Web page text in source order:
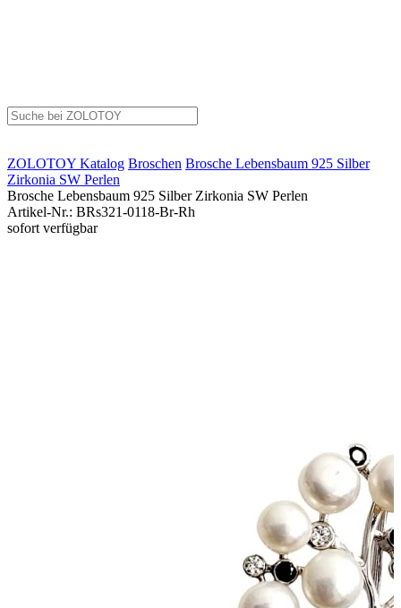
ZOLOTOY Katalog Broschen Brosche Lebensbaum 925 Silber
Zirkonia SW Perlen
Brosche Lebensbaum 925 Silber Zirkonia SW Perlen
Artikel-Nr.: BRs321-0118-Br-Rh
sofort verfügbar